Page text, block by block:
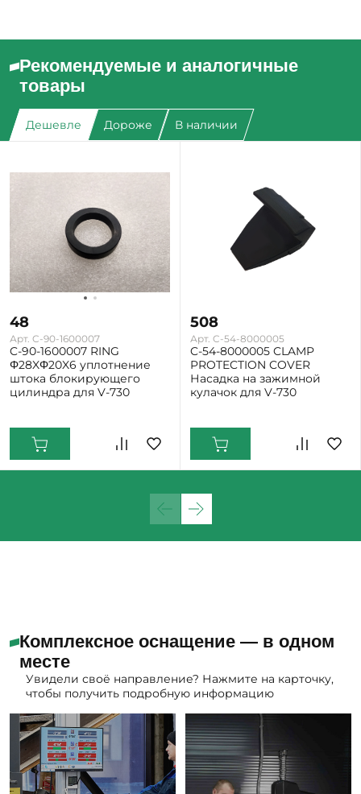
Рекомендуемые и аналогичные
товары
Дешевле Дороже В наличии
48
Арт. C-90-1600007
C-90-1600007 RING
Φ28XΦ20X6 уплотнение
штока блокирующего
цилиндра для V-730
508
Арт. C-54-8000005
C-54-8000005 CLAMP
PROTECTION COVER
Насадка на зажимной
кулачок для V-730
Комплексное оснащение — в одном
месте
Увидели своё направление? Нажмите на карточку,
чтобы получить подробную информацию